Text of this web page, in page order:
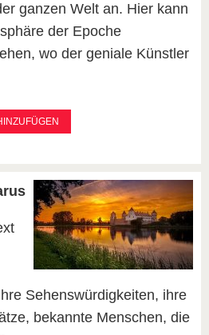
ganzen Welt an. Hier kann
der Epoche
wo der geniale Künstler
Sehenswürdigkeiten, ihre
bekannte Menschen, die